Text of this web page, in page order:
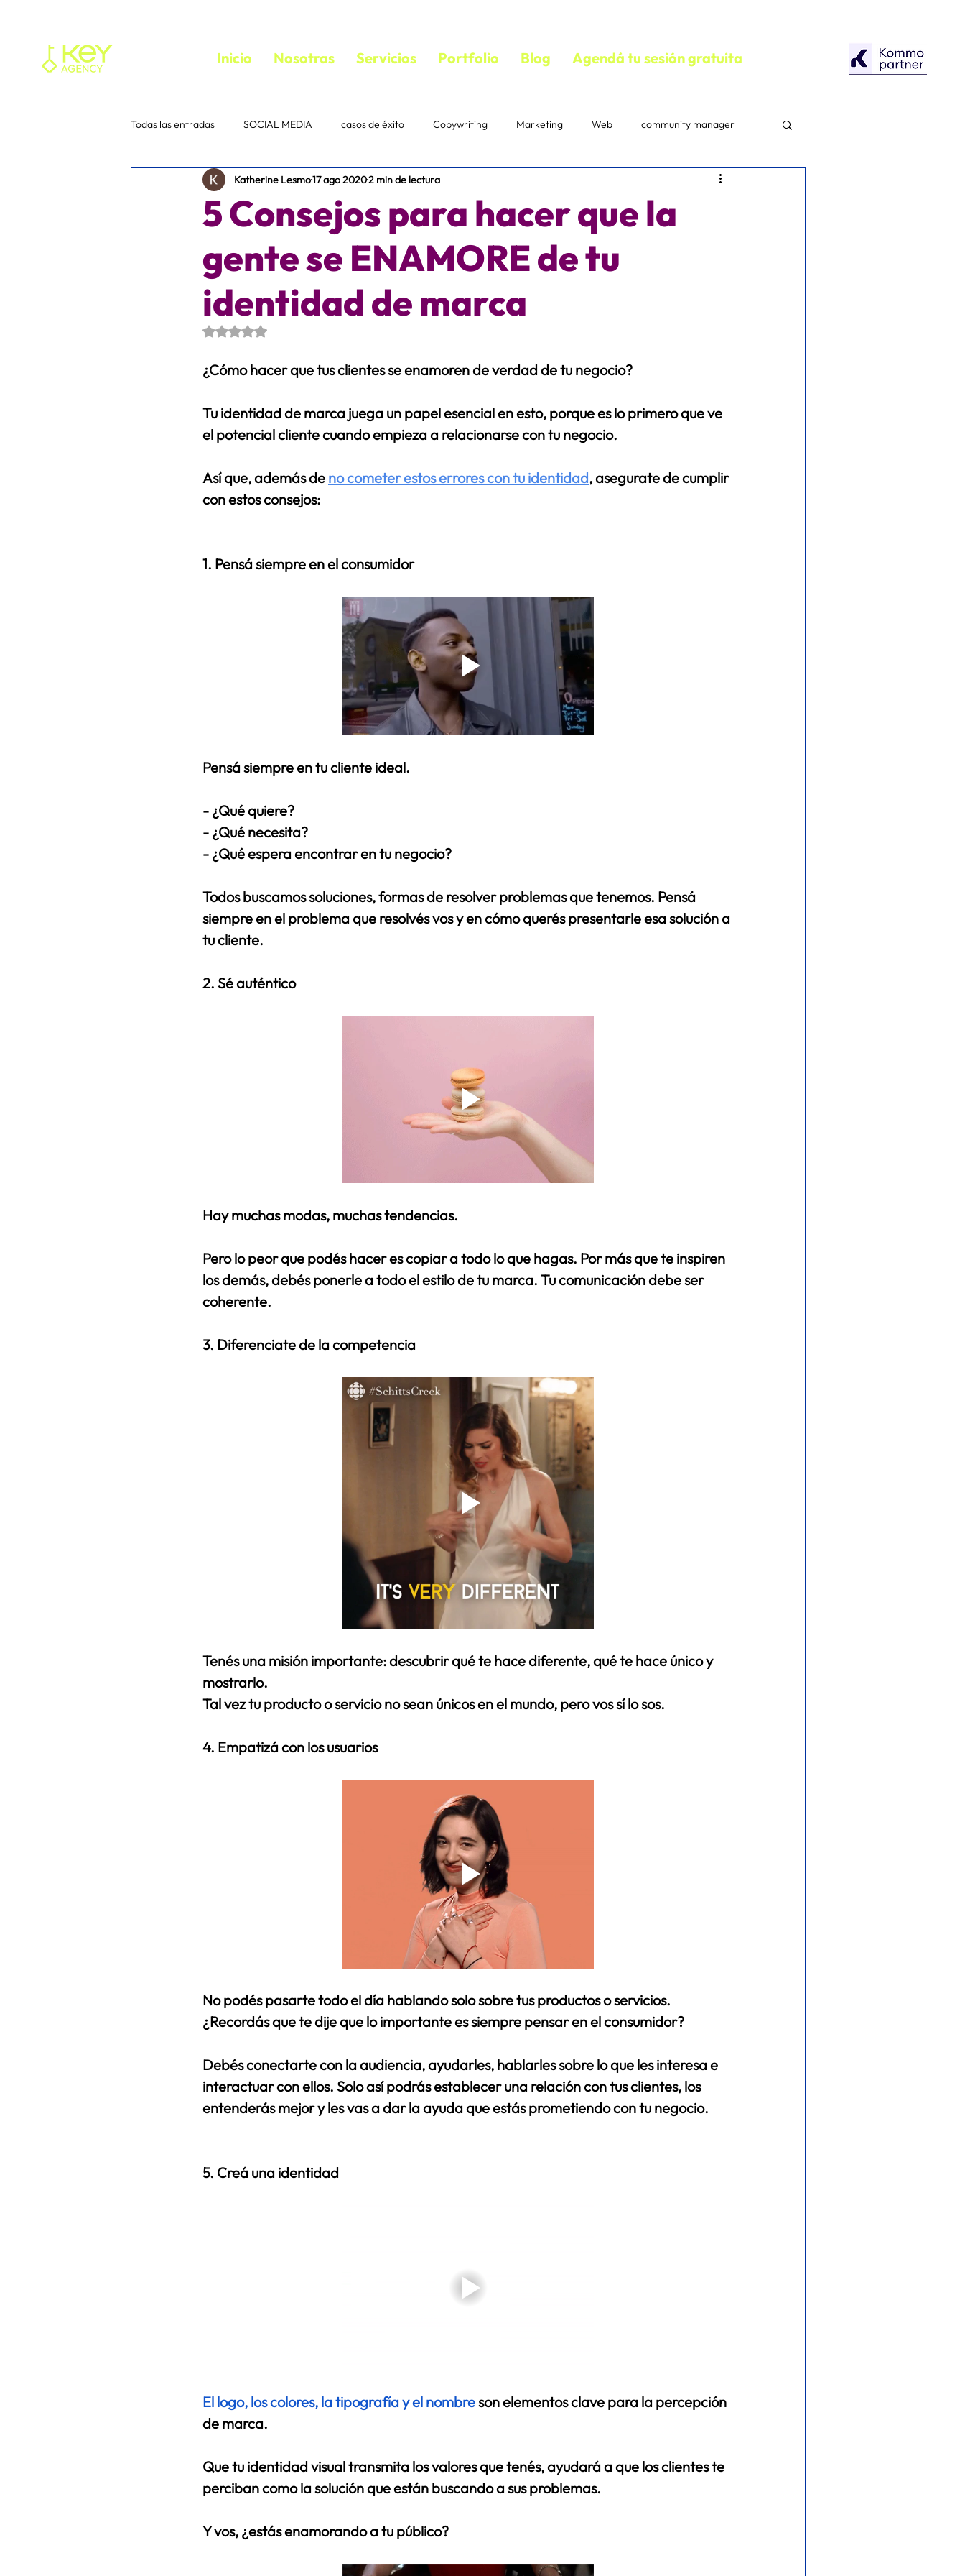
Inicio Nosotras Servicios Portfolio Blog Agendá tu sesión gratuita
Todas las entradas SOCIAL MEDIA casos de éxito Copywriting Marketing Web community manager
Tu comunidad Consejos para bloguear VIDEOS
media buyer trafficker facebook ads diseño ecommerce
5 Consejos para hacer que la
gente se ENAMORE de tu
identidad de marca
Katherine Lesmo17 ago 20202 min de lectura
Obtuvo NaN de 5 estrellas.
¿Cómo hacer que tus clientes se enamoren de verdad de tu negocio?
Tu identidad de marca juega un papel esencial en esto, porque es lo primero que ve
el potencial cliente cuando empieza a relacionarse con tu negocio.
Así que, además de no cometer estos errores con tu identidad, asegurate de cumplir
con estos consejos:
1. Pensá siempre en el consumidor
Pensá siempre en tu cliente ideal.
- ¿Qué quiere?
- ¿Qué necesita?
- ¿Qué espera encontrar en tu negocio?
Todos buscamos soluciones, formas de resolver problemas que tenemos. Pensá
siempre en el problema que resolvés vos y en cómo querés presentarle esa solución a
tu cliente.
2. Sé auténtico
Hay muchas modas, muchas tendencias.
Pero lo peor que podés hacer es copiar a todo lo que hagas. Por más que te inspiren
los demás, debés ponerle a todo el estilo de tu marca. Tu comunicación debe ser
coherente.
3. Diferenciate de la competencia
Tenés una misión importante: descubrir qué te hace diferente, qué te hace único y
mostrarlo.
Tal vez tu producto o servicio no sean únicos en el mundo, pero vos sí lo sos.
4. Empatizá con los usuarios
No podés pasarte todo el día hablando solo sobre tus productos o servicios.
¿Recordás que te dije que lo importante es siempre pensar en el consumidor?
Debés conectarte con la audiencia, ayudarles, hablarles sobre lo que les interesa e
interactuar con ellos. Solo así podrás establecer una relación con tus clientes, los
entenderás mejor y les vas a dar la ayuda que estás prometiendo con tu negocio.
5. Creá una identidad
El logo, los colores, la tipografía y el nombre son elementos clave para la percepción
de marca.
Que tu identidad visual transmita los valores que tenés, ayudará a que los clientes te
perciban como la solución que están buscando a sus problemas.
Y vos, ¿estás enamorando a tu público?